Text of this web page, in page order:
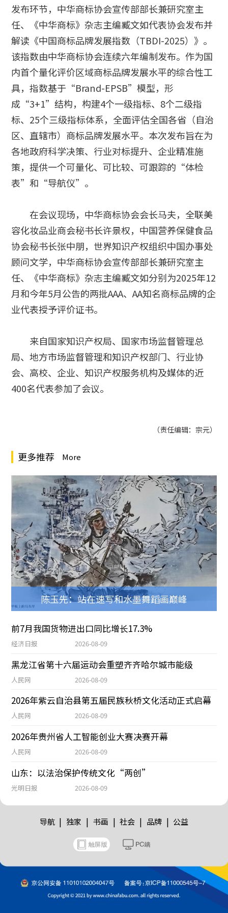
发布环节，中华商标协会宣传部部长兼研究室主
任、《中华商标》杂志主编臧文如代表协会发布并
解读《中国商标品牌发展指数（TBDI-2025）》。
该指数由中华商标协会连续六年编制发布。作为国
内首个量化评价区域商标品牌发展水平的综合性工
具，指数基于“Brand-EPSB”模型，形
成“3+1”结构，构建4个一级指标、8个二级指
标、25个三级指标体系，全面评估全国各省（自治
区、直辖市）商标品牌发展水平。本次发布旨在为
各地政府科学决策、行业对标提升、企业精准施
策，提供一个可量化、可比较、可跟踪的“体检
表”和“导航仪”。
在会议现场，中华商标协会会长马夫，全联美
容化妆品业商会秘书长许景权，中国营养保健食品
协会秘书长张中朋，世界知识产权组织中国办事处
顾问文学，中华商标协会宣传部部长兼研究室主
任、《中华商标》杂志主编臧文如分别为2025年12
月和今年5月公告的两批AAA、AA知名商标品牌的企
业代表授予评价证书。
来自国家知识产权局、国家市场监督管理总
局、地方市场监督管理和知识产权部门、行业协
会、高校、企业、知识产权服务机构及媒体的近
400名代表参加了会议。
（责任编辑：宗元）
更多推荐 More
陈玉先：站在速写和水墨舞蹈画巅峰
前7月我国货物进出口同比增长17.3%
经济日报 2026-08-09
黑龙江省第十六届运动会重塑齐齐哈尔城市能级
人民网 2026-08-09
2026年紫云自治县第五届民族秋桥文化活动正式启幕
人民网 2026-08-09
2026年贵州省人工智能创业大赛决赛开幕
人民网 2026-08-09
山东：以法治保护传统文化“两创”
光明日报 2026-08-09
导航 | 独家 | 书画 | 社会 | 品牌 | 公益